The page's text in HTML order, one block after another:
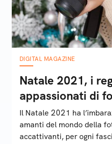
DIGITAL MAGAZINE
Natale 2021, i
appassionati di
Il Natale 2021 ha
amanti del mondo della
accattivanti, per ogni